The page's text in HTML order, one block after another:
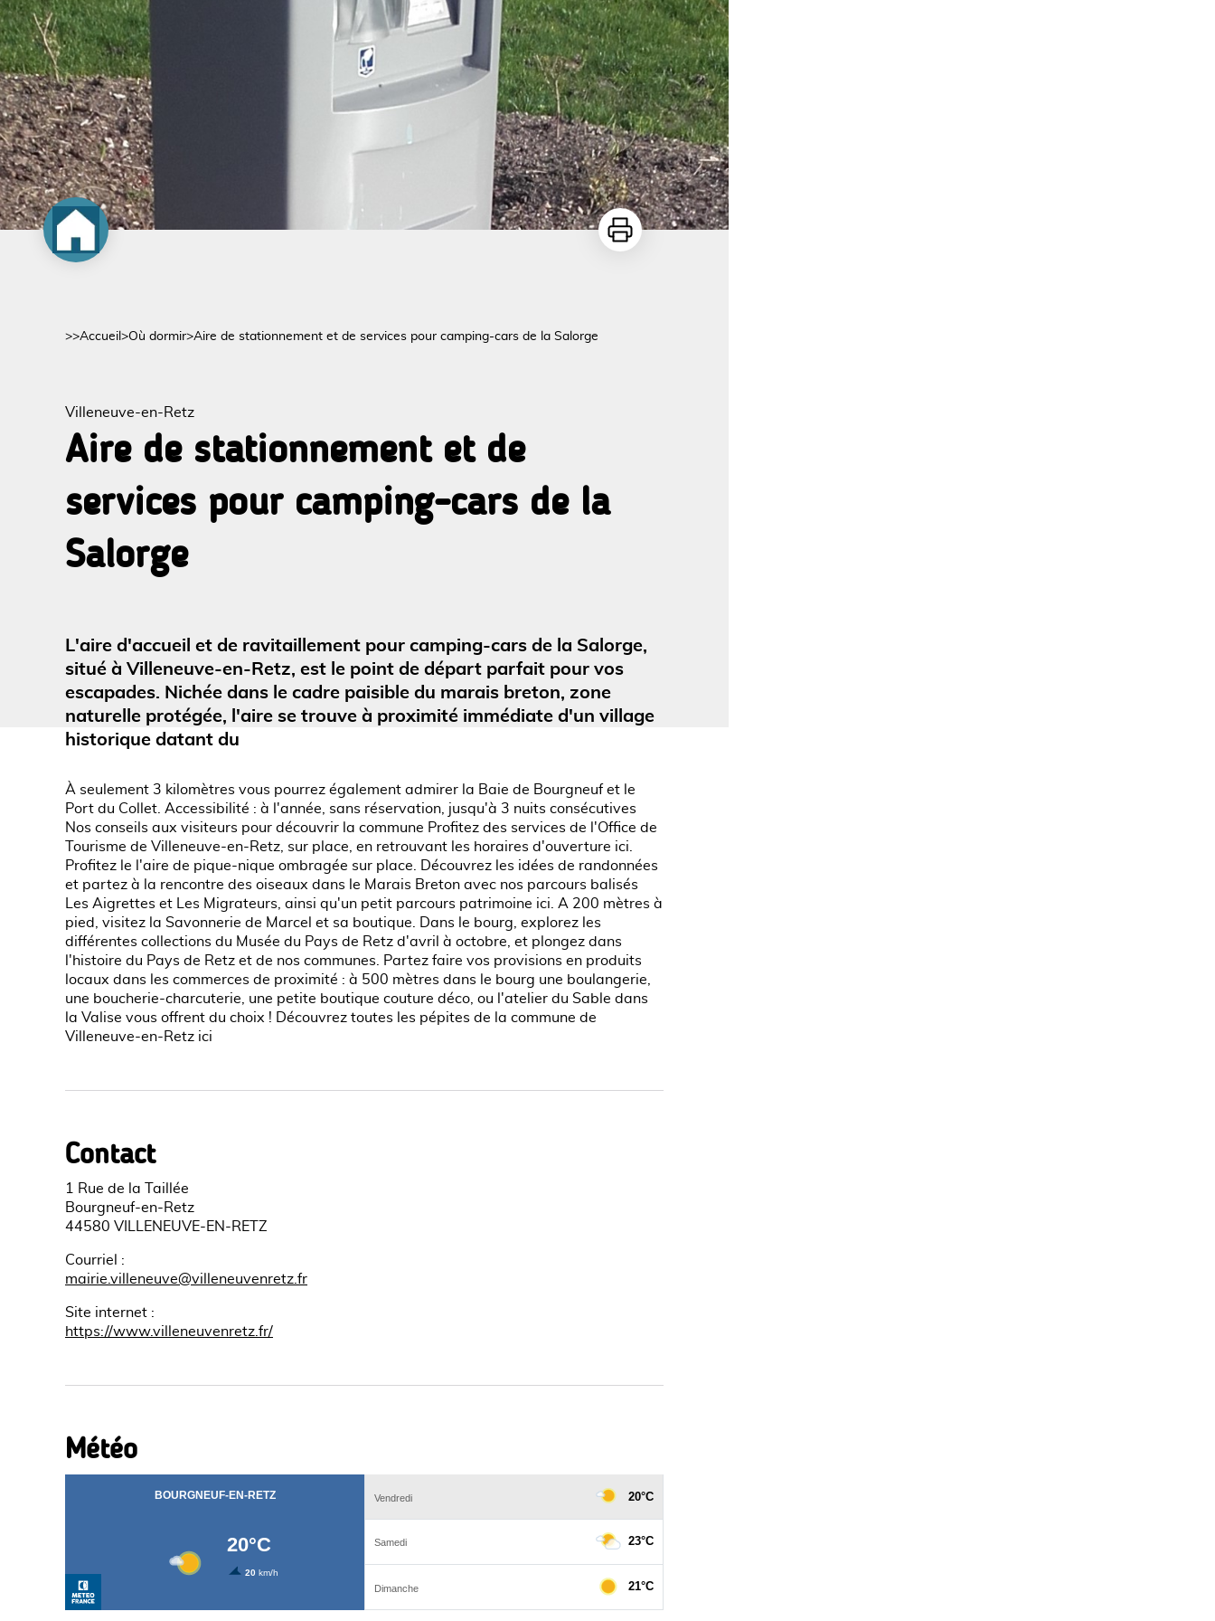
Voir l'image en plein écran
Imprimer
>>Accueil >Où dormir>Aire de stationnement et de services pour camping-cars de la Salorge
Villeneuve-en-Retz
Aire de stationnement et de
services pour camping-cars de la
Salorge
L'aire d'accueil et de ravitaillement pour camping-cars de la Salorge,
situé à Villeneuve-en-Retz, est le point de départ parfait pour vos
escapades. Nichée dans le cadre paisible du marais breton, zone
naturelle protégée, l'aire se trouve à proximité immédiate d'un village
historique datant du
À seulement 3 kilomètres vous pourrez également admirer la Baie de Bourgneuf et le
Port du Collet. Accessibilité : à l'année, sans réservation, jusqu'à 3 nuits consécutives
Nos conseils aux visiteurs pour découvrir la commune Profitez des services de l'Office de
Tourisme de Villeneuve-en-Retz, sur place, en retrouvant les horaires d'ouverture ici.
Profitez le l'aire de pique-nique ombragée sur place. Découvrez les idées de randonnées
et partez à la rencontre des oiseaux dans le Marais Breton avec nos parcours balisés
Les Aigrettes et Les Migrateurs, ainsi qu'un petit parcours patrimoine ici. A 200 mètres à
pied, visitez la Savonnerie de Marcel et sa boutique. Dans le bourg, explorez les
différentes collections du Musée du Pays de Retz d'avril à octobre, et plongez dans
l'histoire du Pays de Retz et de nos communes. Partez faire vos provisions en produits
locaux dans les commerces de proximité : à 500 mètres dans le bourg une boulangerie,
une boucherie-charcuterie, une petite boutique couture déco, ou l'atelier du Sable dans
la Valise vous offrent du choix ! Découvrez toutes les pépites de la commune de
Villeneuve-en-Retz ici
Contact
1 Rue de la Taillée
Bourgneuf-en-Retz
44580 VILLENEUVE-EN-RETZ
Courriel
:
mairie.villeneuve@villeneuvenretz.fr
Site internet :
https://www.villeneuvenretz.fr/
Météo